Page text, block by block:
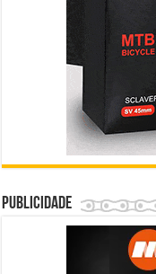
Publicidade